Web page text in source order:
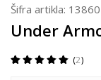
Šifra artikla:
Under
2